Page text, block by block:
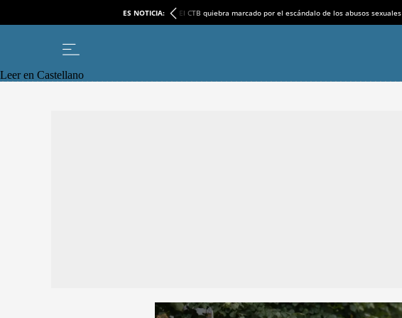
ES NOTICIA: El CTB quiebra marcado por el escándalo de los abusos sexuales
Leer en Castellano